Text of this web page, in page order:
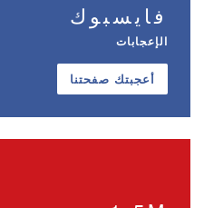
فايسبوك
الإعجابات
أعجبتك صفحتنا